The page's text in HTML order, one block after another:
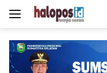
Langsung